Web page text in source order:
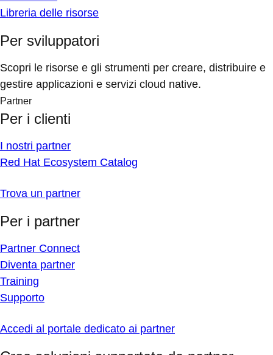
Libreria delle risorse
Per sviluppatori
Scopri le risorse e gli strumenti per creare, distribuire e
gestire applicazioni e servizi cloud native.
Partner
Per i clienti
I nostri partner
Red Hat Ecosystem Catalog
Trova un partner
Per i partner
Partner Connect
Diventa partner
Training
Supporto
Accedi al portale dedicato ai partner